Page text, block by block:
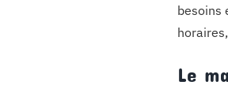
besoins
Le